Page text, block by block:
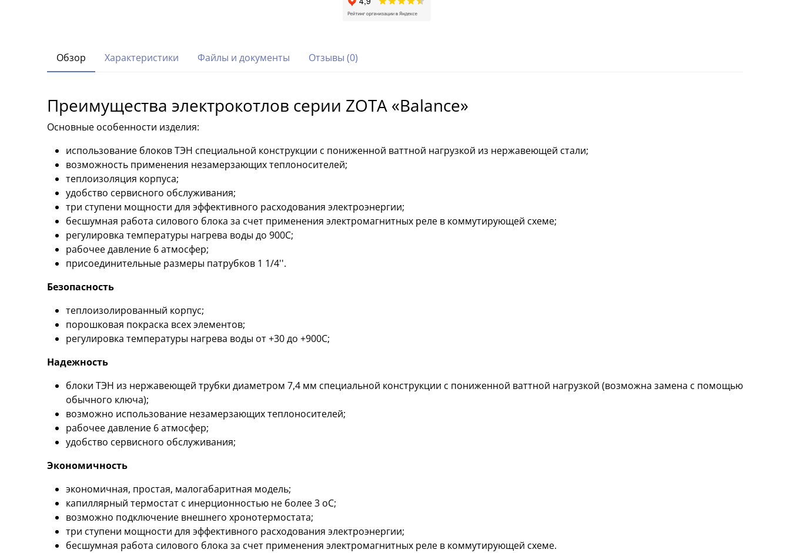
Обзор Характеристики Файлы и документы Отзывы (0)
Преимущества электрокотлов серии ZOTA «Balance»
Основные особенности изделия:
использование блоков ТЭН специальной конструкции с пониженной ваттной нагрузкой из нержавеющей стали;
возможность применения незамерзающих теплоносителей;
теплоизоляция корпуса;
удобство сервисного обслуживания;
три ступени мощности для эффективного расходования электроэнергии;
бесшумная работа силового блока за счет применения электромагнитных реле в коммутирующей схеме;
регулировка температуры нагрева воды до 900С;
рабочее давление 6 атмосфер;
присоединительные размеры патрубков 1 1/4''.
Безопасность
теплоизолированный корпус;
порошковая покраска всех элементов;
регулировка температуры нагрева воды от +30 до +900С;
Надежность
блоки ТЭН из нержавеющей трубки диаметром 7,4 мм специальной конструкции с пониженной ваттной нагрузкой (возможна замена с помощью
обычного ключа);
возможно использование незамерзающих теплоносителей;
рабочее давление 6 атмосфер;
удобство сервисного обслуживания;
Экономичность
экономичная, простая, малогабаритная модель;
капиллярный термостат с инерционностью не более 3 oC;
возможно подключение внешнего хронотермостата;
три ступени мощности для эффективного расходования электроэнергии;
бесшумная работа силового блока за счет применения электромагнитных реле в коммутирующей схеме.